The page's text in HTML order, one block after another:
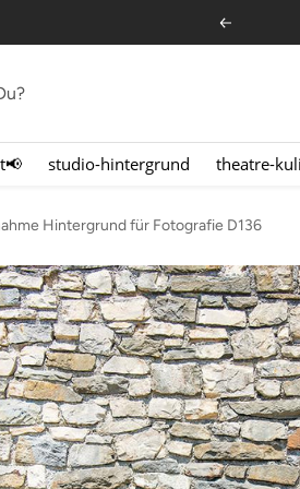
Zurück
studio-hintergrund theatre-
Hintergrund für Fotografie D136